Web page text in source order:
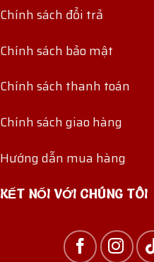
Chính sách đổi trả
Chính sách bảo mật
Chính sách thanh toán
Chính sách giao hàng
Hướng dẫn mua hàng
KẾT NỐI VỚI CHÚNG TÔI